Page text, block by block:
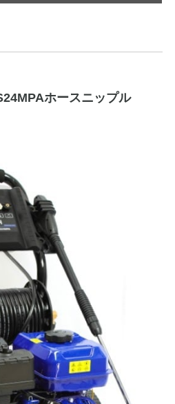
ホースニップル